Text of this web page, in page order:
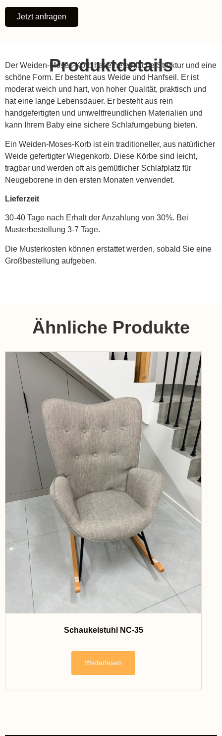
Jetzt anfragen
Produktdetails
Der Weiden-Moses-Korb hat eine einfache Struktur und eine
schöne Form. Er besteht aus Weide und Hanfseil. Er ist
moderat weich und hart, von hoher Qualität, praktisch und
hat eine lange Lebensdauer. Er besteht aus rein
handgefertigten und umweltfreundlichen Materialien und
kann Ihrem Baby eine sichere Schlafumgebung bieten.
Ein Weiden-Moses-Korb ist ein traditioneller, aus natürlicher
Weide gefertigter Wiegenkorb. Diese Körbe sind leicht,
tragbar und werden oft als gemütlicher Schlafplatz für
Neugeborene in den ersten Monaten verwendet.
Lieferzeit
30-40 Tage nach Erhalt der Anzahlung von 30%. Bei
Musterbestellung 3-7 Tage.
Die Musterkosten können erstattet werden, sobald Sie eine
Großbestellung aufgeben.
Ähnliche Produkte
Schaukelstuhl NC-35
Weiterlesen